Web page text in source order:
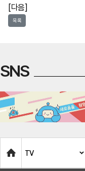
[다음]
목록
SNS
Home
TV